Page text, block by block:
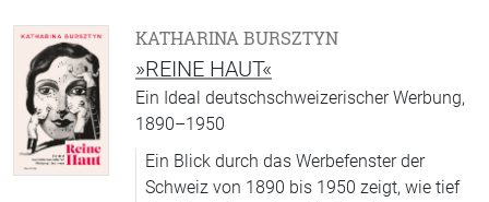
KATHARINA BURSZTYN
»REINE HAUT«
Ein Ideal deutschschweizerischer Werbung,
1890–1950
Ein Blick durch das Werbefenster der
Schweiz von 1890 bis 1950 zeigt, wie tief